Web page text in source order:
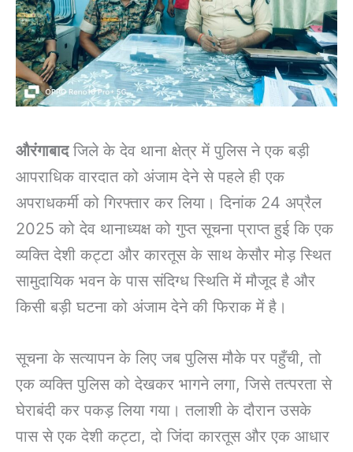
औरंगाबादजिले के देव थाना क्षेत्र में पुलिस ने एक बड़ी
आपराधिक वारदात को अंजाम देने से पहले ही एक
अपराधकर्मी को गिरफ्तार कर लिया। दिनांक 24 अप्रैल
2025 को देव थानाध्यक्ष को गुप्त सूचना प्राप्त हुई कि एक
व्यक्ति देशी कट्टा और कारतूस के साथ केसौर मोड़ स्थित
सामुदायिक भवन के पास संदिग्ध स्थिति में मौजूद है और
किसी बड़ी घटना को अंजाम देने की फिराक में है।
सूचना के सत्यापन के लिए जब पुलिस मौके पर पहुँची, तो
एक व्यक्ति पुलिस को देखकर भागने लगा, जिसे तत्परता से
घेराबंदी कर पकड़ लिया गया। तलाशी के दौरान उसके
पास से एक देशी कट्टा, दो जिंदा कारतूस और एक आधार